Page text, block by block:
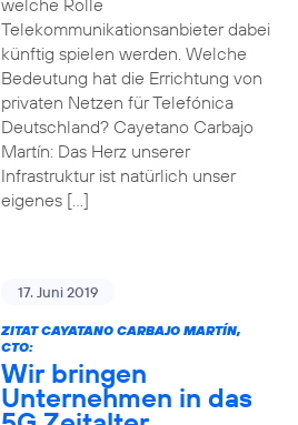
welche Rolle
Telekommunikationsanbieter dabei
künftig spielen werden. Welche
Bedeutung hat die Errichtung von
privaten Netzen für Telefónica
Deutschland? Cayetano Carbajo
Martín: Das Herz unserer
Infrastruktur ist natürlich unser
eigenes […]
17. Juni 2019
ZITAT CAYATANO CARBAJO MARTÍN,
CTO:
Wir bringen
Unternehmen in das